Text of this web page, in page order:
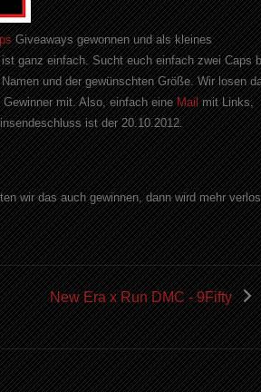
Giveaways gewonnen und als kleines
ganz einfach. Sucht euch einfach zwei Caps
und der gewünschten Größe. Wir losen
mit. Also, einfach eine Mailmit Links,
ist der 20.10.2012.
wir das auch gewinnen, dann wird mehr
New Era x Run DMC - 9Fifty